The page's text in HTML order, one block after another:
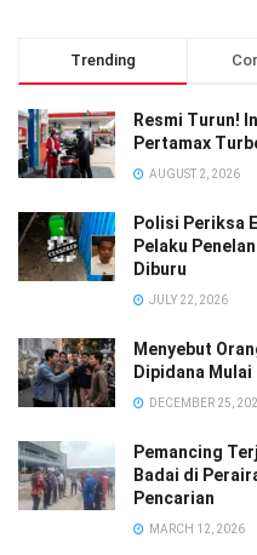
Trending
Resmi Turun!
Pertamax
AUGUST 2, 2026
Polisi Periksa
Pelaku
Diburu
JULY 22, 2026
Menyebut
Dipidana Mulai
DECEMBER 25,
Pemancing
Badai di
Pencarian
MARCH 12, 2026